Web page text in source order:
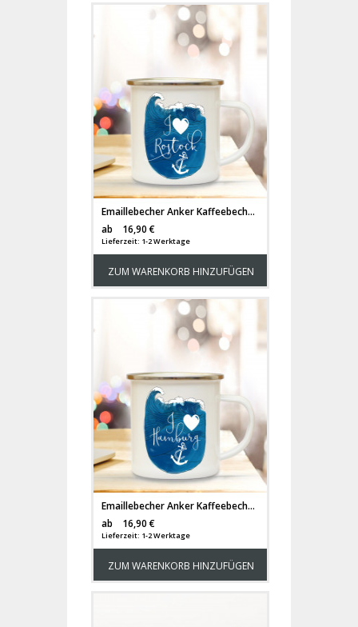
Emaillebecher Anker Kaffeebecher Campingbecher mit Spruch "I love Rostock" Geschenk eb138
ab
16,90 €
Lieferzeit: 1-2 Werktage
ZUM WARENKORB HINZUFÜGEN
Emaillebecher Anker Kaffeebecher Campingbecher mit Spruch "I love Hamburg" Geschenk eb139
ab
16,90 €
Lieferzeit: 1-2 Werktage
ZUM WARENKORB HINZUFÜGEN